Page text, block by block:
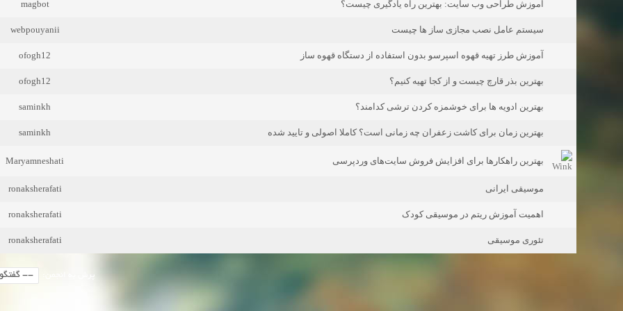
آموزش طراحی وب سایت: بهترین راه یادگیری چیست؟ magbot
سیستم عامل نصب مجازی ساز ها چیست webpouyanii
آموزش طرز تهیه قهوه اسپرسو بدون استفاده از دستگاه قهوه ساز ofogh12
بهترین بذر قارچ چیست و از کجا تهیه کنیم؟ ofogh12
بهترین ادویه ها برای خوشمزه کردن ترشی کدامند؟ saminkh
بهترین زمان برای کاشت زعفران چه زمانی است؟ کاملا اصولی و تایید شده saminkh
بهترین راهکارها برای افزایش فروش سایت‌های وردپرسی Maryamneshati
موسیقی ایرانی ronaksherafati
اهمیت آموزش ریتم در موسیقی کودک ronaksherafati
تئوری موسیقی ronaksherafati
پرش به انجمن: